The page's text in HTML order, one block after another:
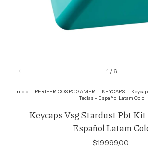
1 / 6
Inicio . PERIFERICOS PC GAMER . KEYCAPS .
Teclas - Español Latam Colo
Keycaps Vsg Stardust Pbt Kit
Español Latam
$19.999,00